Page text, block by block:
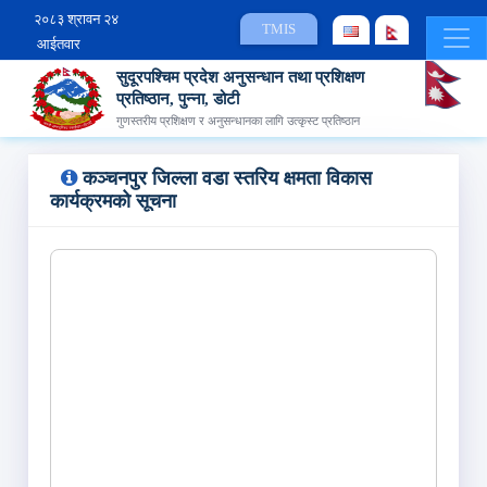
२०८३ श्रावन २४
आईतवार
TMIS
सुदूरपश्चिम प्रदेश अनुसन्धान तथा प्रशिक्षण
प्रतिष्ठान, पुन्ना, डोटी
गुणस्तरीय प्रशिक्षण र अनुसन्धानका लागि उत्कृस्ट प्रतिष्ठान
कञ्‍चनपुर जिल्‍ला वडा स्‍तरिय क्षमता विकास
कार्यक्रमको सूचना